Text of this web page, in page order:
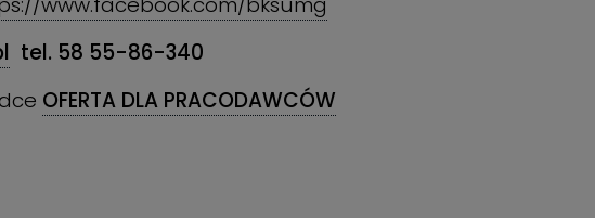
tel. 58 55-86-340
OFERTA DLA PRACODAWCÓW